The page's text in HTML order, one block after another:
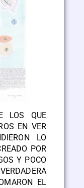
LOS QUE
EN VER
LO
POR
Y POCO
EL